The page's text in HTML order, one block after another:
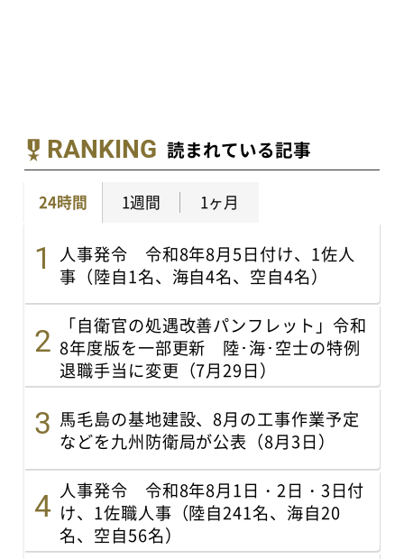
RANKING 読まれている記事
24時間 1週間 1ヶ月
人事発令 令和8年8月5日付け、1佐人
事（陸自1名、海自4名、空自4名）
「自衛官の処遇改善パンフレット」令和
8年度版を一部更新 陸･海･空士の特例
退職手当に変更（7月29日）
馬毛島の基地建設、8月の工事作業予定
などを九州防衛局が公表（8月3日）
人事発令 令和8年8月1日・2日・3日付
け、1佐職人事（陸自241名、海自20
名、空自56名）